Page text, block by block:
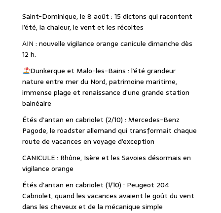
Saint-Dominique, le 8 août : 15 dictons qui racontent
l’été, la chaleur, le vent et les récoltes
AIN : nouvelle vigilance orange canicule dimanche dès
12 h.
Dunkerque et Malo-les-Bains : l’été grandeur
nature entre mer du Nord, patrimoine maritime,
immense plage et renaissance d’une grande station
balnéaire
Étés d’antan en cabriolet (2/10) : Mercedes-Benz
Pagode, le roadster allemand qui transformait chaque
route de vacances en voyage d’exception
CANICULE : Rhône, Isère et les Savoies désormais en
vigilance orange
Étés d’antan en cabriolet (1/10) : Peugeot 204
Cabriolet, quand les vacances avaient le goût du vent
dans les cheveux et de la mécanique simple